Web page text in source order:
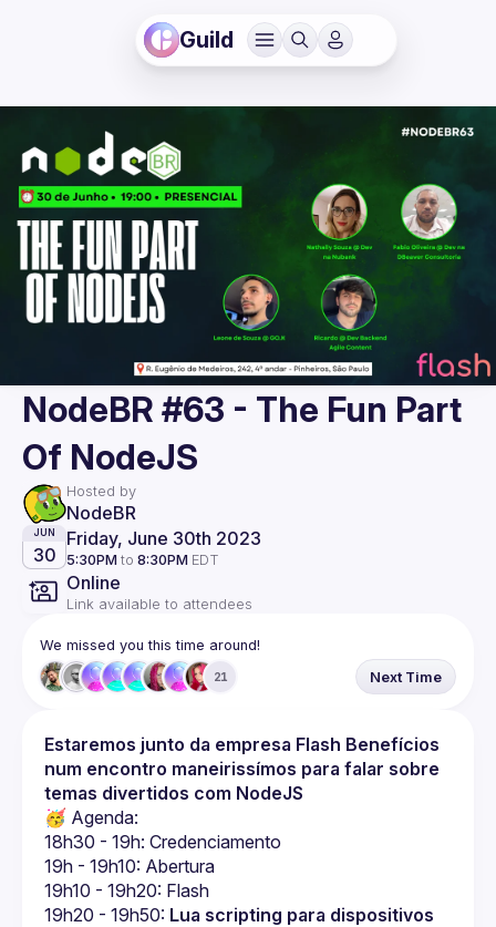
Guild
NodeBR #63 - The Fun Part
Of NodeJS
Hosted by
NodeBR
JUN
30
Friday, June 30th 2023
5:30PM to 8:30PM EDT
Online
Link available to attendees
We missed you this time around!
21 Next Time
Estaremos junto da empresa Flash Benefícios
num encontro maneirissímos para falar sobre
temas divertidos com NodeJS
🥳 Agenda:
18h30 - 19h: Credenciamento
19h - 19h10: Abertura
19h10 - 19h20: Flash
19h20 - 19h50: Lua scripting para dispositivos